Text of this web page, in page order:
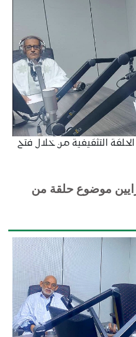
التثقيفية من خلال فتح
موضوع حلقة من